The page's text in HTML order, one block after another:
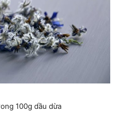
100g dầu dừa